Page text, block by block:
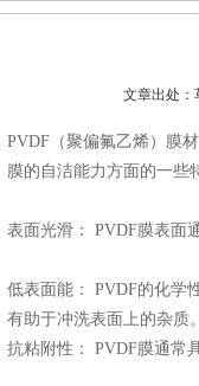
文章出处
PVDF（聚偏氟乙烯）膜材
膜的自洁能力方面的一些特点
表面光滑： PVDF膜表
低表面能： PVDF的化
有助于冲洗表面上的杂质
抗粘附性： PVDF膜通常